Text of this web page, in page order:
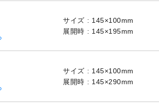
サイズ
145×100mm
展開時
145×195mm
サイズ
145×100mm
展開時
145×290mm